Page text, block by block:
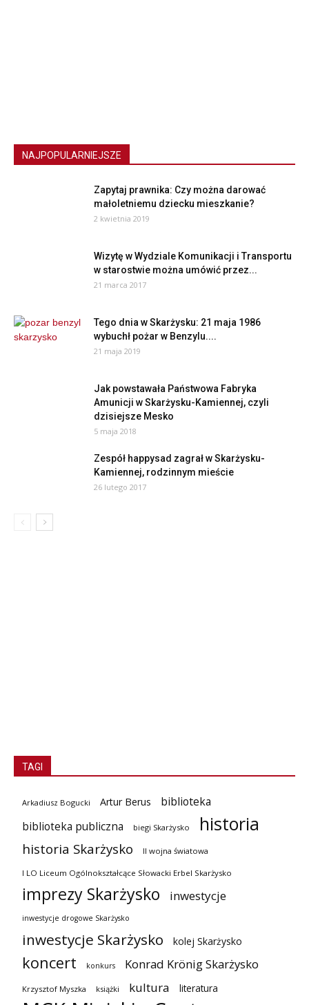
NAJPOPULARNIEJSZE
Zapytaj prawnika: Czy można darować
małoletniemu dziecku mieszkanie?
2 kwietnia 2019
Wizytę w Wydziale Komunikacji i Transportu
w starostwie można umówić przez...
21 marca 2017
Tego dnia w Skarżysku: 21 maja 1986
wybuchł pożar w Benzylu....
21 maja 2019
Jak powstawała Państwowa Fabryka
Amunicji w Skarżysku-Kamiennej, czyli
dzisiejsze Mesko
5 maja 2018
Zespół happysad zagrał w Skarżysku-
Kamiennej, rodzinnym mieście
26 lutego 2017
TAGI
Arkadiusz Bogucki Artur Berus
biblioteka
biblioteka publiczna
biegi Skarżysko historia
historia Skarżysko II wojna światowa
I LO Liceum Ogólnokształcące Słowacki Erbel Skarżysko
imprezy Skarżysko inwestycje
inwestycje drogowe Skarżysko
inwestycje Skarżysko kolej Skarżysko
koncert konkurs Konrad Krönig Skarżysko
Krzysztof Myszka książki kultura literatura